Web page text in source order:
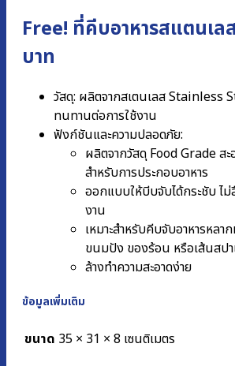
Free! ที่คีบอาหารสแตนเล
บาท
วัสดุ: ผลิตจากสเตนเลส Stainless
ทนทานต่อการใช้งาน
ฟังก์ชันและความปลอดภัย:
ผลิตจากวัสดุ Food Grade ส
สำหรับการประกอบอาหาร
ออกแบบให้บีบจับได้กระชับ ไ
งาน
เหมาะสำหรับคีบจับอาหารหลา
ขนมปัง ของร้อน หรือเส้นสป
ล้างทำความสะอาดง่าย
ข้อมูลเพิ่มเติม
ขนาด 35 × 31 × 8 เซนติเมตร